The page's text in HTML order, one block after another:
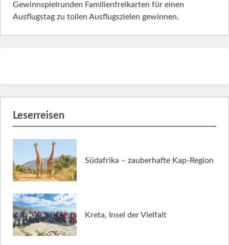
Gewinnspielrunden Familienfreikarten für einen
Ausflugstag zu tollen Ausflugszielen gewinnen.
Leserreisen
Südafrika – zauberhafte Kap-Region
Kreta, Insel der Vielfalt